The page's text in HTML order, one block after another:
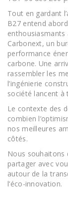
Tout en gardant
B27 entend
enthousiasmants
Carbonext, un
performance
carbone. Une
rassembler les
l’ingénierie
société lancent à
Le contexte des
combien
nos meilleures
côtés.
Nous souhaitons
partager avec
autour de la
l’éco-innovation.